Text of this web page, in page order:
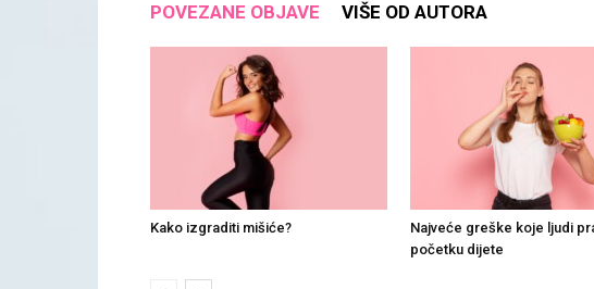
POVEZANE OBJAVE VIŠE OD AUTORA
Kako izgraditi mišiće?
Najveće greške koje ljudi
početku dijete